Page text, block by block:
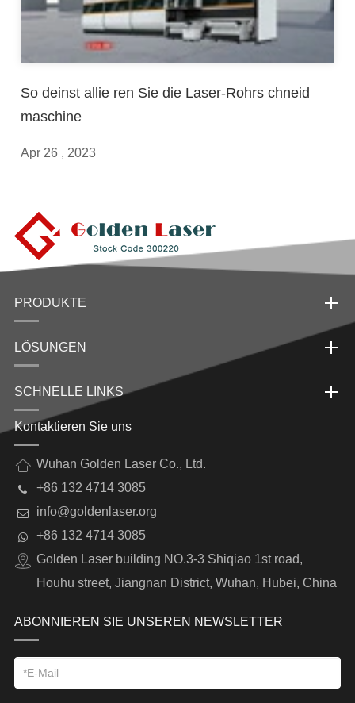
So deinst allie ren Sie die Laser-Rohrs chneid
maschine
Apr 26 , 2023
PRODUKTE
LÖSUNGEN
SCHNELLE LINKS
Kontaktieren Sie uns
Wuhan Golden Laser Co., Ltd.
+86 132 4714 3085
info@goldenlaser.org
+86 132 4714 3085
Golden Laser building NO.3-3 Shiqiao 1st road,
Houhu street, Jiangnan District, Wuhan, Hubei, China
ABONNIEREN SIE UNSEREN NEWSLETTER